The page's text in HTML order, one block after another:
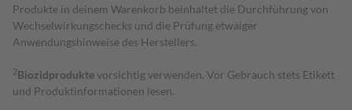
Produkte in deinem Warenkorb beinhaltet die Durchführung von
Wechselwirkungschecks und die Prüfung etwaiger
Anwendungshinweise des Herstellers.
2Biozidproduktevorsichtig verwenden. Vor Gebrauch stets Etikett
und Produktinformationen lesen.